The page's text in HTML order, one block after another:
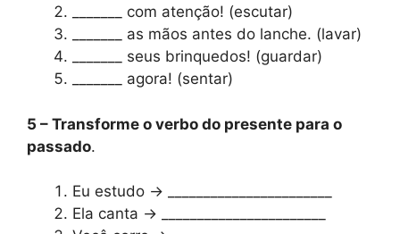
_______ com atenção! (escutar)
_______ as mãos antes do lanche. (lavar)
_______ seus brinquedos! (guardar)
_______ agora! (sentar)
5 – Transforme o verbo do presente para o
passado.
Eu estudo → _______________________
Ela canta → _______________________